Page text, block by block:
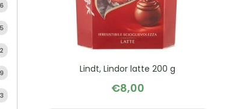
Lindt, Lindor latte 200 g
€8,00
6
5
2
9
3